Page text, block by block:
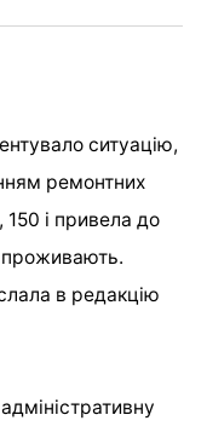
ситуацію,
ремонтних
150 і привела до
проживають.
в редакцію